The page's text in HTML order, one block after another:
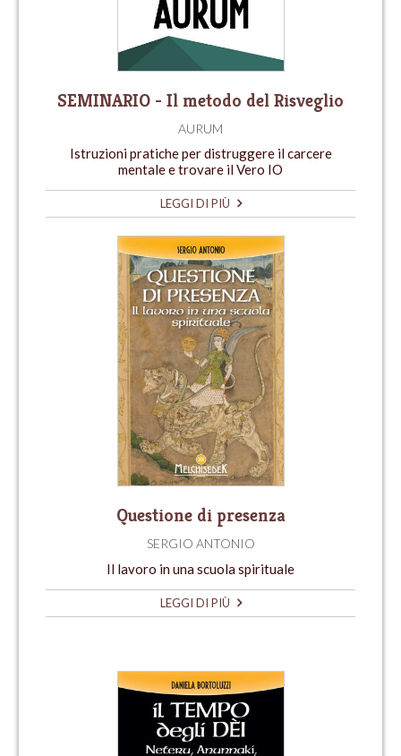
SEMINARIO - Il metodo del Risveglio
AURUM
Istruzioni pratiche per distruggere il carcere
mentale e trovare il Vero IO
LEGGI DI PIÙ
Questione di presenza
SERGIO ANTONIO
Il lavoro in una scuola spirituale
LEGGI DI PIÙ